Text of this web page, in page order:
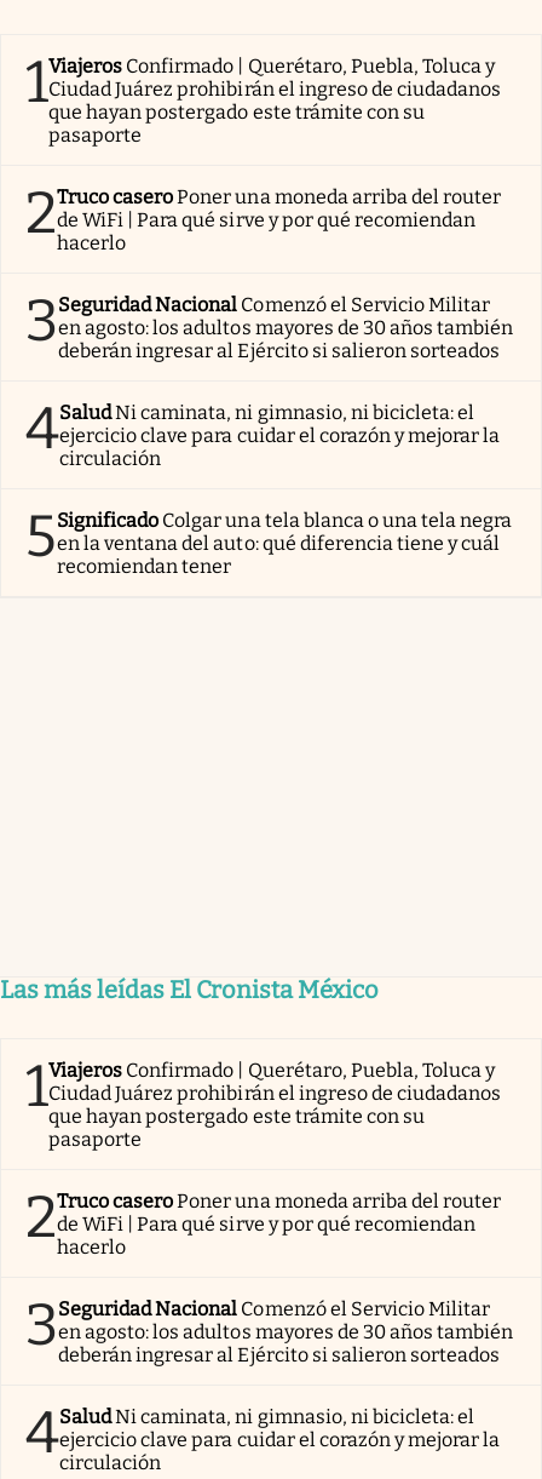
1Viajeros Confirmado | Querétaro, Puebla, Toluca y
Ciudad Juárez prohibirán el ingreso de ciudadanos
que hayan postergado este trámite con su
pasaporte
2Truco caseroPoner una moneda arriba del router
de WiFi | Para qué sirve y por qué recomiendan
hacerlo
3Seguridad Nacional Comenzó el Servicio Militar
en agosto: los adultos mayores de 30 años también
deberán ingresar al Ejército si salieron sorteados
4SaludNi caminata, ni gimnasio, ni bicicleta: el
ejercicio clave para cuidar el corazón y mejorar la
circulación
5Significado Colgar una tela blanca o una tela negra
en la ventana del auto: qué diferencia tiene y cuál
recomiendan tener
Las más leídas El Cronista México
1Viajeros Confirmado | Querétaro, Puebla, Toluca y
Ciudad Juárez prohibirán el ingreso de ciudadanos
que hayan postergado este trámite con su
pasaporte
2Truco caseroPoner una moneda arriba del router
de WiFi | Para qué sirve y por qué recomiendan
hacerlo
3Seguridad Nacional Comenzó el Servicio Militar
en agosto: los adultos mayores de 30 años también
deberán ingresar al Ejército si salieron sorteados
4SaludNi caminata, ni gimnasio, ni bicicleta: el
ejercicio clave para cuidar el corazón y mejorar la
circulación